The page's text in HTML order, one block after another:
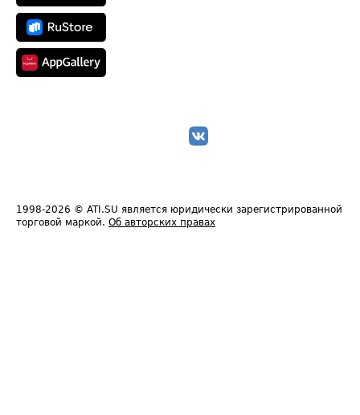
1998-2026 © ATI.SU является юридически зарегистрированной
торговой маркой. Об авторских правах